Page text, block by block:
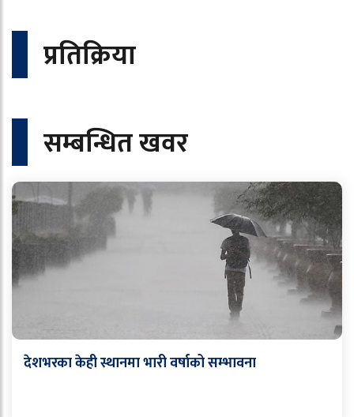
प्रतिक्रिया
सम्बन्धित खवर
देशभरका केही स्थानमा भारी वर्षाको सम्भावना